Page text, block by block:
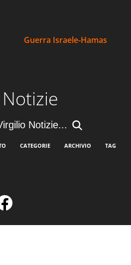
Guerra Israele-Hamas
Notizie
Notizie...
CATEGORIE ARCHIVIO
TAG